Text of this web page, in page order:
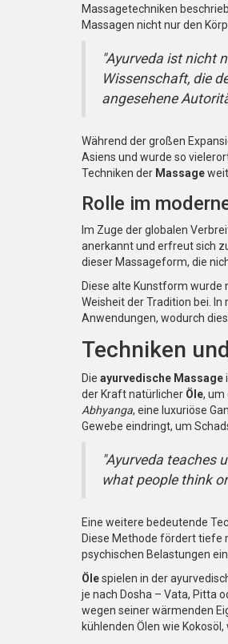
Massagetechniken
Massagen nicht nur den
"Ayurveda ist nicht
Wissenschaft, die
angesehene
Während der großen
Asiens und wurde so
Techniken der Massage
Rolle im
Im Zuge der globalen
anerkannt und erfreut sich
dieser Massageform, die
Diese alte Kunstform
Weisheit der Tradition bei.
Anwendungen, wodurch
Techniken
Die ayurvedische Massage
der Kraft natürlicher Öle, um
Abhyanga, eine luxuriöse
Gewebe eindringt, um
"Ayurveda teaches
what people think
Eine weitere bedeutende
Diese Methode fördert tiefe
psychischen Belastungen
Ölespielen in der
je nach Dosha – Vata, Pitta
wegen seiner wärmenden
kühlenden Ölen wie